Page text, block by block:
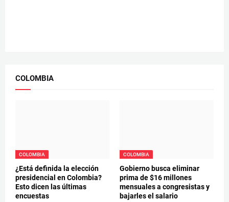
COLOMBIA
COLOMBIA
¿Está definida la elección
presidencial en Colombia?
Esto dicen las últimas
encuestas
COLOMBIA
Gobierno busca eliminar
prima de $16 millones
mensuales a congresistas y
bajarles el salario